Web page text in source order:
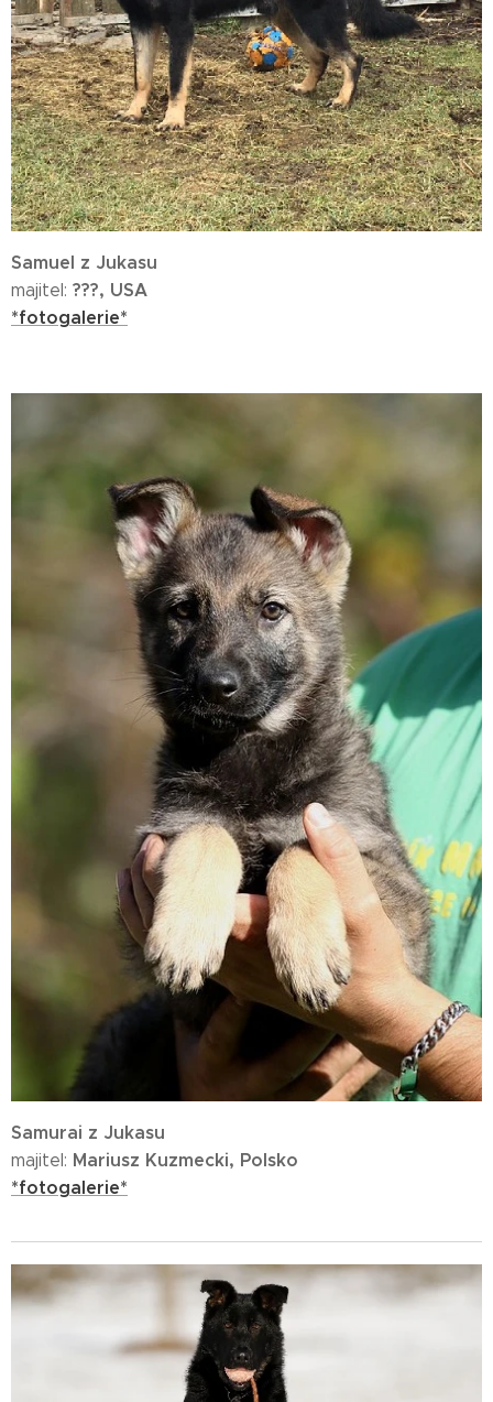
Samuel z Jukasu
majitel: ???, USA
*fotogalerie*
Samurai z Jukasu
majitel: Mariusz Kuzmecki, Polsko
*fotogalerie*